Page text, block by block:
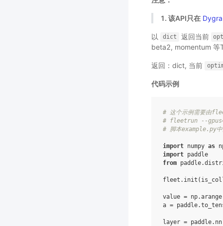
1. 该API只在
以 dict 返回当前
beta2, momentum 等
返回：dict, 当前
代码示例
# 这个示例需要由
# fleetrun --
# 脚本example.py中
import numpy as
import paddle
from
fleet . init (
value = np.arange
a = paddle.
layer = paddle. nn